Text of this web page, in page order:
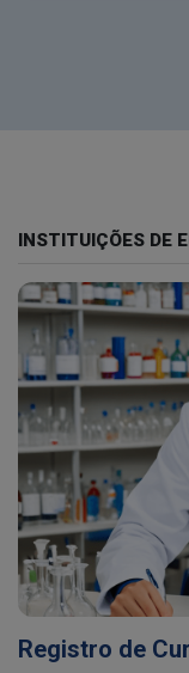
INSTITUIÇÕES DE
Registro de